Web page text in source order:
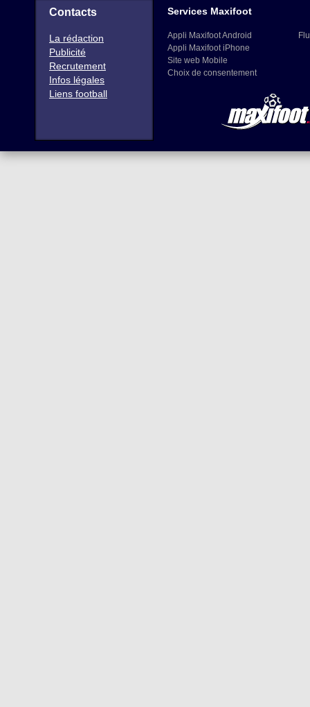
Contacts
La rédaction
Publicité
Recrutement
Infos légales
Liens football
Services Maxifoot
Appli Maxifoot Android
Appli Maxifoot iPhone
Site web Mobile
Choix de consentement